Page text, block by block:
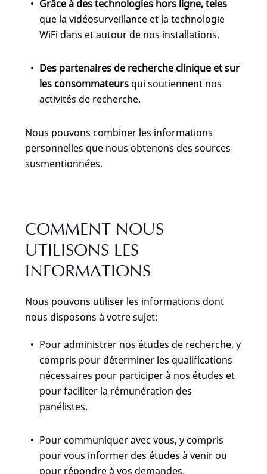
Grâce à des technologies hors ligne, teles
que la vidéosurveillance et la technologie
WiFi dans et autour de nos installations.
Des partenaires de recherche clinique et sur
les consommateurs qui soutiennent nos
activités de recherche.
Nous pouvons combiner les informations
personnelles que nous obtenons des sources
susmentionnées.
COMMENT NOUS
UTILISONS LES
INFORMATIONS
Nous pouvons utiliser les informations dont
nous disposons à votre sujet:
Pour administrer nos études de recherche, y
compris pour déterminer les qualifications
nécessaires pour participer à nos études et
pour faciliter la rémunération des
panélistes.
Pour communiquer avec vous, y compris
pour vous informer des études à venir ou
pour répondre à vos demandes.